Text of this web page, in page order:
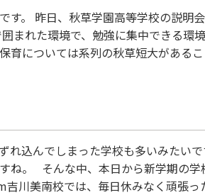
す。 昨日、秋草学園高等学校の説
まれた環境で、勉強に集中できる
育については系列の秋草短大がある
れ込んでしまった学校も多いみたい
ね。 そんな中、本日から新学期の
川美南校では、毎日休みなく頑張